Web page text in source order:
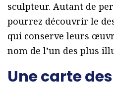
sculpteur. Autant de
pourrez découvrir le
qui conserve leurs
nom de l’un des plus
Une carte